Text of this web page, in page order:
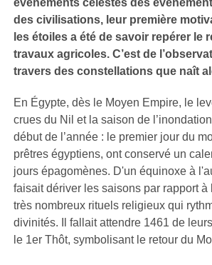
événements célestes des
des civilisations, leur première
les étoiles a été de savoir repérer
travaux agricoles. C’est de
travers des constellations que naît
En Égypte, dès le Moyen Empire, le
crues du Nil et la saison de
début de l’année : le premier jour du
prêtres égyptiens, ont conservé un
jours épagomènes. D'un équinoxe à
faisait dériver les saisons par rapport
très nombreux rituels religieux qui
divinités. Il fallait attendre 1461 de
le 1er Thôt, symbolisant le retour du